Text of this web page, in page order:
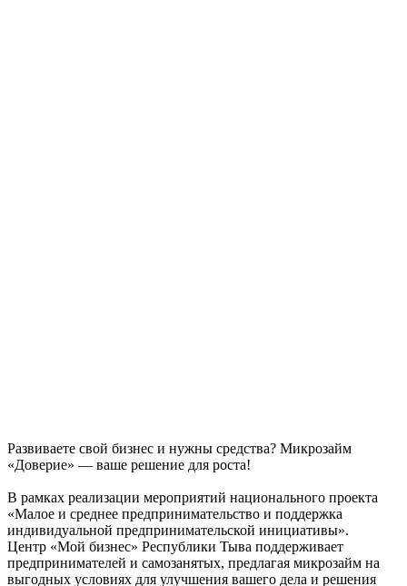
Развиваете свой бизнес и нужны средства? Микрозайм
«Доверие» — ваше решение для роста!
В рамках реализации мероприятий национального проекта
«Малое и среднее предпринимательство и поддержка
индивидуальной предпринимательской инициативы».
Центр «Мой бизнес» Республики Тыва поддерживает
предпринимателей и самозанятых, предлагая микрозайм на
выгодных условиях для улучшения вашего дела и решения